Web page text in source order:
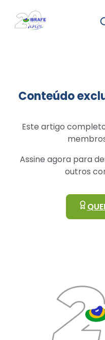
Conteúdo
Este artigo
Assine agora para
outros